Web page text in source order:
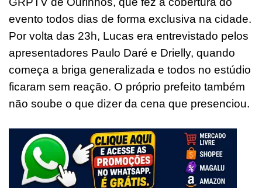
evento todos dias de forma exclusiva na cidade.
Por volta das 23h, Lucas era entrevistado pelos
apresentadores Paulo Daré e Drielly, quando
começa a briga generalizada e todos no estúdio
ficaram sem reação. O próprio prefeito também
não soube o que dizer da cena que presenciou.